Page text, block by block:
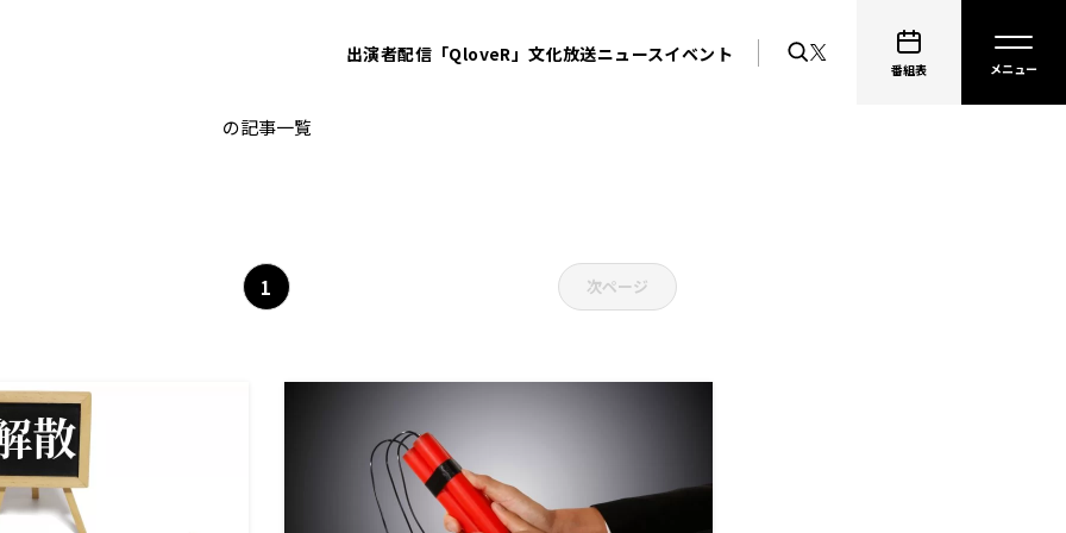
出演者配信「QloveR」文化放送ニュースイベント
番組表
の記事一覧
1 次ページ